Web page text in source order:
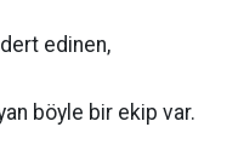
dert edinen,
böyle bir ekip var.